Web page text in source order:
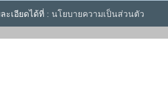
เอียดได้ที่ : นโยบายความเป็นส่วนตัว